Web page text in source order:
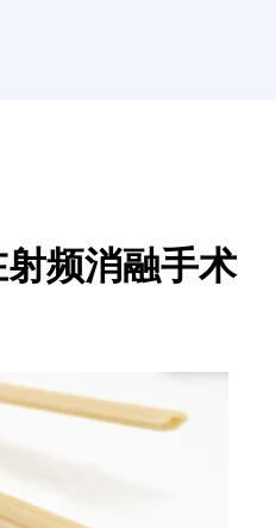
频消融手术